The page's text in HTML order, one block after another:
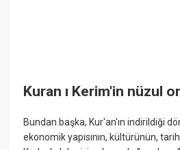
Kuran ı Kerim'in nüzul
Bundan başka, Kur'an'ın indirildiği
ekonomik yapısının, kültürünün,